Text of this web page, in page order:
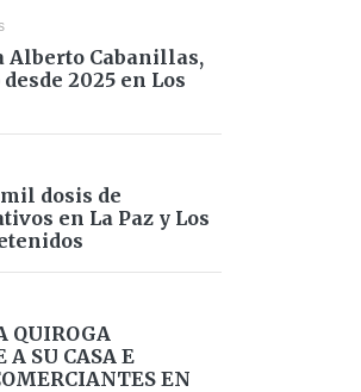
Alberto Cabanillas,
2025 en Los
dosis de
en La Paz y Los
QUIROGA
A SU CASA E
EN